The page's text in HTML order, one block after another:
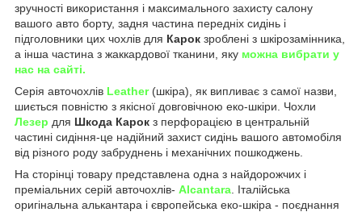
зручності використання і максимального захисту салону
вашого авто борту, задня частина передніх сидінь і
підголовники цих чохлів для Карок зроблені з шкірозамінника,
а інша частина з жаккардової тканини, яку можна вибрати у
нас на сайті.
Серія авточохлів Leather(шкіра), як випливає з самої назви,
шиється повністю з якісної довговічною еко-шкіри. Чохли
Лезер для Шкода Карок з перфорацією в центральній
частині сидіння-це надійний захист сидінь вашого автомобіля
від різного роду забруднень і механічних пошкоджень.
На сторінці товару представлена одна з найдорожчих і
преміальних серій авточохлів- Alcantara . Італійська
оригінальна алькантара і європейська еко-шкіра - поєднання